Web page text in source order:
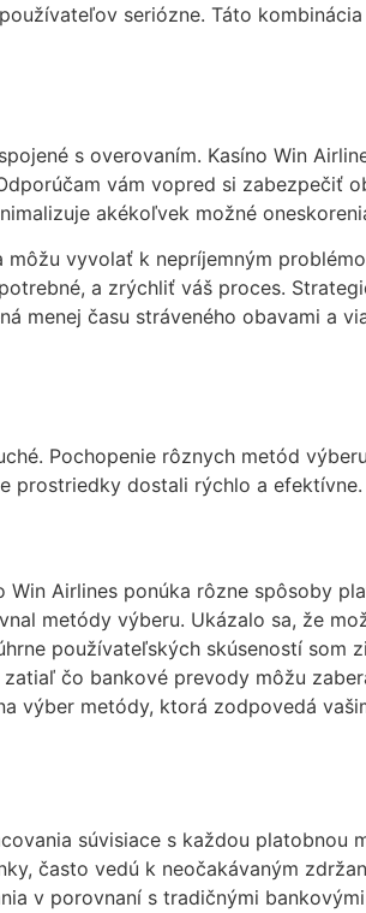
seriózne. Táto kombinácia
s overovaním. Kasíno Win
vám vopred si zabezpečiť
akékoľvek možné
vyvolať k nepríjemným
a zrýchliť váš proces.
menej času stráveného obavami a
Pochopenie rôznych metód
prostriedky dostali rýchlo a efektívne.
Airlines ponúka rôzne spôsoby
metódy výberu. Ukázalo sa, že
používateľských skúseností som
čo bankové prevody môžu
výber metódy, ktorá zodpovedá
súvisiace s každou platobnou
často vedú k neočakávaným
v porovnaní s tradičnými